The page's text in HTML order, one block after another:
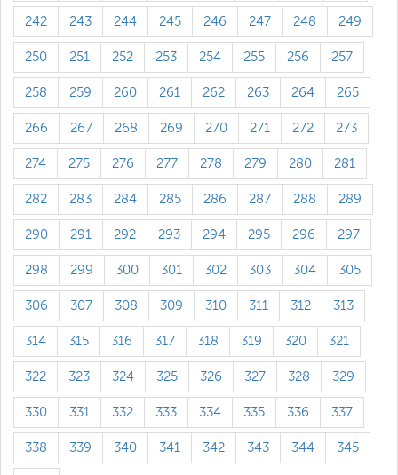
242 243 244 245 246 247 248 249
250 251 252 253 254 255 256 257
258 259 260 261 262 263 264 265
266 267 268 269 270 271 272 273
274 275 276 277 278 279 280 281
282 283 284 285 286 287 288 289
290 291 292 293 294 295 296 297
298 299 300 301 302 303 304 305
306 307 308 309 310 311 312 313
314 315 316 317 318 319 320 321
322 323 324 325 326 327 328 329
330 331 332 333 334 335 336 337
338 339 340 341 342 343 344 345